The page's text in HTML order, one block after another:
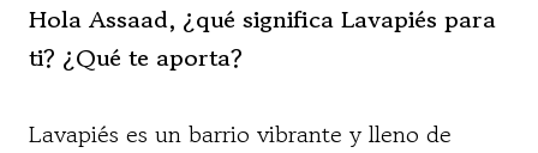
Hola Assaad, ¿qué significa Lavapiés para
ti? ¿Qué te aporta?
Lavapiés es un barrio vibrante y lleno de